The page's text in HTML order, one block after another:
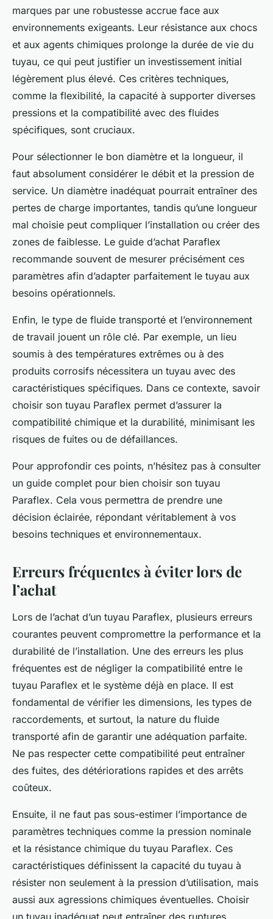
marques par une robustesse accrue face aux
environnements exigeants. Leur résistance aux chocs
et aux agents chimiques prolonge la durée de vie du
tuyau, ce qui peut justifier un investissement initial
légèrement plus élevé. Ces critères techniques,
comme la flexibilité, la capacité à supporter diverses
pressions et la compatibilité avec des fluides
spécifiques, sont cruciaux.
Pour sélectionner le bon diamètre et la longueur, il
faut absolument considérer le débit et la pression de
service. Un diamètre inadéquat pourrait entraîner des
pertes de charge importantes, tandis qu’une longueur
mal choisie peut compliquer l’installation ou créer des
zones de faiblesse. Le guide d’achat Paraflex
recommande souvent de mesurer précisément ces
paramètres afin d’adapter parfaitement le tuyau aux
besoins opérationnels.
Enfin, le type de fluide transporté et l’environnement
de travail jouent un rôle clé. Par exemple, un lieu
soumis à des températures extrêmes ou à des
produits corrosifs nécessitera un tuyau avec des
caractéristiques spécifiques. Dans ce contexte, savoir
choisir son tuyau Paraflex permet d’assurer la
compatibilité chimique et la durabilité, minimisant les
risques de fuites ou de défaillances.
Pour approfondir ces points, n’hésitez pas à consulter
un guide complet pour bien choisir son tuyau
Paraflex. Cela vous permettra de prendre une
décision éclairée, répondant véritablement à vos
besoins techniques et environnementaux.
Erreurs fréquentes à éviter lors de
l’achat
Lors de l’achat d’un tuyau Paraflex, plusieurs erreurs
courantes peuvent compromettre la performance et la
durabilité de l’installation. Une des erreurs les plus
fréquentes est de négliger la compatibilité entre le
tuyau Paraflex et le système déjà en place. Il est
fondamental de vérifier les dimensions, les types de
raccordements, et surtout, la nature du fluide
transporté afin de garantir une adéquation parfaite.
Ne pas respecter cette compatibilité peut entraîner
des fuites, des détériorations rapides et des arrêts
coûteux.
Ensuite, il ne faut pas sous-estimer l’importance de
paramètres techniques comme la pression nominale
et la résistance chimique du tuyau Paraflex. Ces
caractéristiques définissent la capacité du tuyau à
résister non seulement à la pression d’utilisation, mais
aussi aux agressions chimiques éventuelles. Choisir
un tuyau inadéquat peut entraîner des ruptures